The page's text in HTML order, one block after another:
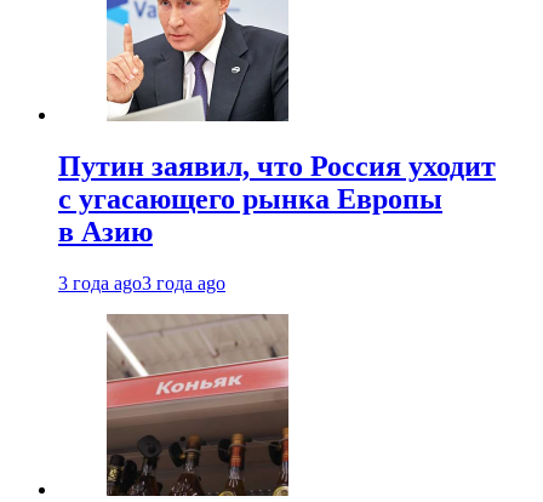
Путин заявил, что Россия уходит
с угасающего рынка Европы
в Азию
3 года ago3 года ago